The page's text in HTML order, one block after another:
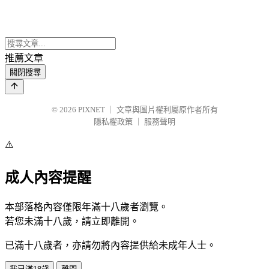
推薦文章
關閉搜尋
© 2026 PIXNET
文章與圖片權利屬原作者所有
隱私權政策
服務聲明
⚠️
成人內容提醒
本部落格內容僅限年滿十八歲者瀏覽。
若您未滿十八歲，請立即離開。
已滿十八歲者，亦請勿將內容提供給未成年人士。